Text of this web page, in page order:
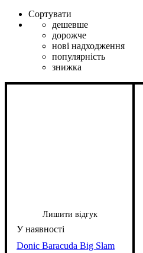
Сортувати
дешевше
дорожче
нові надходження
популярність
знижка
Лишити відгук
Donic Baracuda Big Slam